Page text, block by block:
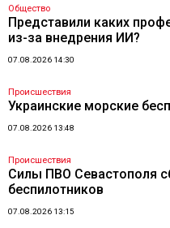
Общество
Представили каких
из-за внедрения ИИ?
07.08.2026 14:30
Происшествия
Украинские морские
07.08.2026 13:48
Происшествия
Силы ПВО Севастополя
беспилотников
07.08.2026 13:15